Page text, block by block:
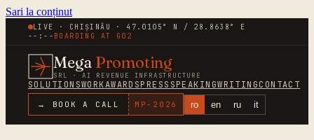
Sari la conținut
LIVE · CHIȘINĂU · 47.0105° N / 28.8638° E
--:-- BOARDING AT G02
Mega Promoting
SRL · AI REVENUE INFRASTRUCTURE
SOLUTIONSWORKAWARDSPRESS SPEAKINGWRITINGCONTACT
→ BOOK A CALL MP- 2026 ro en ru it